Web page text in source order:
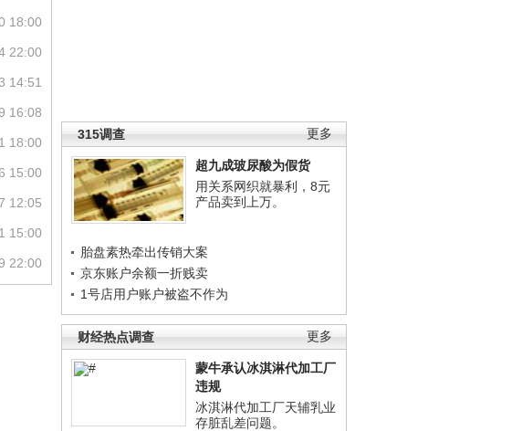
更多
315调查
超九成玻尿酸为假货
用关系网织就暴利，8元
产品卖到上万。
胎盘素热牵出传销大案
京东账户余额一折贱卖
1号店用户账户被盗不作为
更多
财经热点调查
蒙牛承认冰淇淋代加工厂
违规
冰淇淋代加工厂天辅乳业
存脏乱差问题。
18:00
22:00
14:51
16:08
18:00
15:00
12:05
15:00
22:00